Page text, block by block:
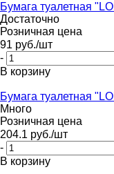
Бумага туалетная
Достаточно
Розничная цена
91 руб./шт
-
В корзину
Бумага туалетная
Много
Розничная цена
204.1 руб./шт
-
В корзину